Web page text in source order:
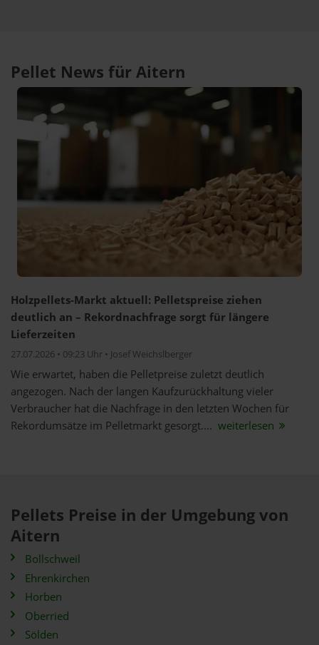
Pellet News für Aitern
Holzpellets-Markt aktuell: Pelletspreise ziehen
deutlich an – Rekordnachfrage sorgt für längere
Lieferzeiten
27.07.2026 • 09:23 Uhr • Josef Weichslberger
Wie erwartet, haben die Pelletpreise zuletzt deutlich
angezogen. Nach der langen Kaufzurückhaltung vieler
Verbraucher hat die Nachfrage in den letzten Wochen für
Rekordumsätze im Pelletmarkt gesorgt.... weiterlesen
Pellets Preise in der Umgebung von
Aitern
Bollschweil
Ehrenkirchen
Horben
Oberried
Sölden